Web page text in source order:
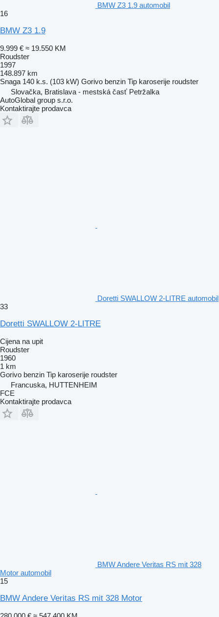
BMW Z3 1.9 automobil
16
BMW Z3 1.9
9.999 € ≈ 19.550 KM
Roudster
1997
148.897 km
Snaga 140 k.s. (103 kW) Gorivo benzin Tip karoserije roudster
Slovačka, Bratislava - mestská časť Petržalka
AutoGlobal group s.r.o.
Kontaktirajte prodavca
Doretti SWALLOW 2-LITRE automobil
33
Doretti SWALLOW 2-LITRE
Cijena na upit
Roudster
1960
1 km
Gorivo benzin Tip karoserije roudster
Francuska, HUTTENHEIM
FCE
Kontaktirajte prodavca
BMW Andere Veritas RS mit 328
Motor automobil
15
BMW Andere Veritas RS mit 328 Motor